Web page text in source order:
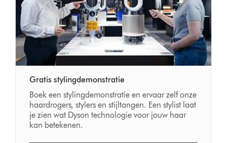
Gratis stylingdemonstratie
Boek een stylingdemonstratie en ervaar zelf onze
haardrogers, stylers en stijltangen. Een stylist laat
je zien wat Dyson technologie voor jouw haar
kan betekenen.